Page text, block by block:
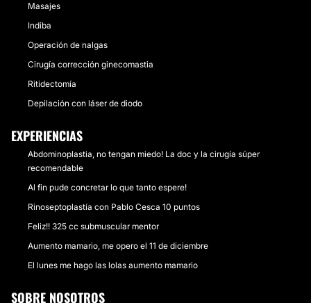
Masajes
Indiba
Operación de nalgas
Cirugía corrección ginecomastia
Ritidectomía
Depilación con láser de diodo
EXPERIENCIAS
Abdominoplastia, no tengan miedo! La doc y la cirugía súper
recomendable
Al fin pude concretar lo que tanto espere!
Rinoseptoplastía con Pablo Cesca 10 puntos
Feliz!! 325 cc submuscular mentor
Aumento mamario, me opero el 11 de diciembre
El lunes me hago las lolas aumento mamario
SOBRE NOSOTROS